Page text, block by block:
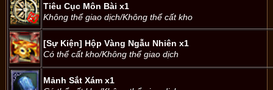
Tiêu Cục Môn Bài x1
Không thể giao dịch/Không thể cất kho
[Sự Kiện] Hộp Vàng Ngẫu Nhiên x1
Có thể cất kho/Không thể giao dịch
Mảnh Sắt Xám x1